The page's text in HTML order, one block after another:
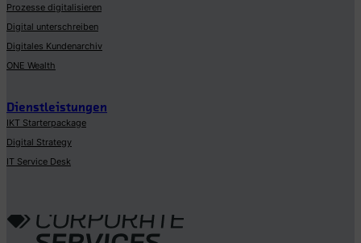
Prozesse digitalisieren
Digital unterschreiben
Digitales Kundenarchiv
ONE Wealth
Dienstleistungen
IKT Starterpackage
Digital Strategy
IT Service Desk